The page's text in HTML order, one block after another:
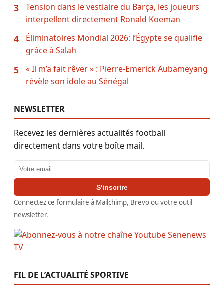
3
Tension dans le vestiaire du Barça, les joueurs
interpellent directement Ronald Koeman
4
Éliminatoires Mondial 2026: l’Égypte se qualifie
grâce à Salah
5
« Il m’a fait rêver » : Pierre-Emerick Aubameyang
révèle son idole au Sénégal
NEWSLETTER
Recevez les dernières actualités football
directement dans votre boîte mail.
Adresse email
S'inscrire
Connectez ce formulaire à Mailchimp, Brevo ou votre outil
newsletter.
FIL DE L’ACTUALITÉ SPORTIVE